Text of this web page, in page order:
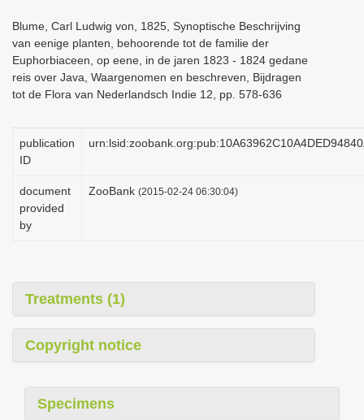
Blume, Carl Ludwig von, 1825, Synoptische Beschrijving
van eenige planten, behoorende tot de familie der
Euphorbiaceen, op eene, in de jaren 1823 - 1824 gedane
reis over Java, Waargenomen en beschreven, Bijdragen
tot de Flora van Nederlandsch Indie 12, pp. 578-636
publication
ID
document
provided
by
ZooBank (2015-02-24 06:30:04)
Treatments (1)
Copyright notice
Specimens